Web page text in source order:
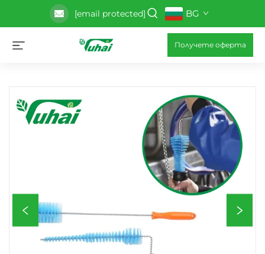
[email protected] BG
Получете оферта